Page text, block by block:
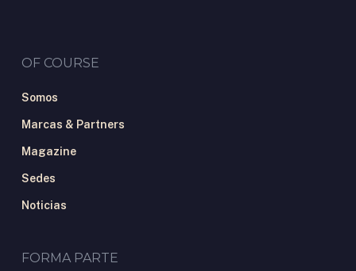
OF COURSE
Somos
Marcas & Partners
Magazine
Sedes
Noticias
FORMA PARTE